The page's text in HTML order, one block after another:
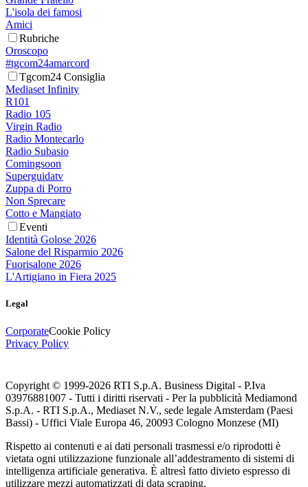
L'isola dei famosi
Amici
Rubriche
Oroscopo
#tgcom24amarcord
Tgcom24 Consiglia
Mediaset Infinity
R101
Radio 105
Virgin Radio
Radio Montecarlo
Radio Subasio
Comingsoon
Superguidatv
Zuppa di Porro
Non Sprecare
Cotto e Mangiato
Eventi
Identità Golose 2026
Salone del Risparmio 2026
Fuorisalone 2026
L'Artigiano in Fiera 2025
Legal
CorporateCookie Policy
Privacy Policy
Copyright © 1999-2026 RTI S.p.A. Business Digital - P.Iva
03976881007 - Tutti i diritti riservati - Per la pubblicità Mediamond
S.p.A. - RTI S.p.A., Mediaset N.V., sede legale Amsterdam (Paesi
Bassi) - Uffici Viale Europa 46, 20093 Cologno Monzese (MI)
Rispetto ai contenuti e ai dati personali trasmessi e/o riprodotti è
vietata ogni utilizzazione funzionale all’addestramento di sistemi di
intelligenza artificiale generativa. È altresì fatto divieto espresso di
utilizzare mezzi automatizzati di data scraping.